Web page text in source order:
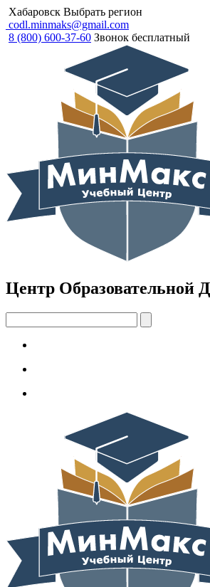
Хабаровск Выбрать регион
codl.minmaks@gmail.com
8 (800) 600-37-60 Звонок бесплатный
Центр Образовательной